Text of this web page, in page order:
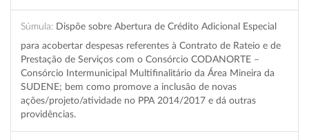
Súmula: Dispõe sobre Abertura de Crédito Adicional Especial
para acobertar despesas referentes à Contrato de Rateio e de
Prestação de Serviços com o Consórcio CODANORTE –
Consórcio Intermunicipal Multifinalitário da Área Mineira da
SUDENE; bem como promove a inclusão de novas
ações/projeto/atividade no PPA 2014/2017 e dá outras
providências.